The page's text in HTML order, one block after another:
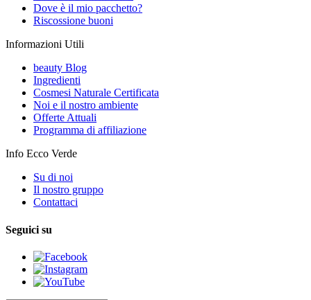
Dove è il mio pacchetto?
Riscossione buoni
Informazioni Utili
beauty Blog
Ingredienti
Cosmesi Naturale Certificata
Noi e il nostro ambiente
Offerte Attuali
Programma di affiliazione
Info Ecco Verde
Su di noi
Il nostro gruppo
Contattaci
Seguici su